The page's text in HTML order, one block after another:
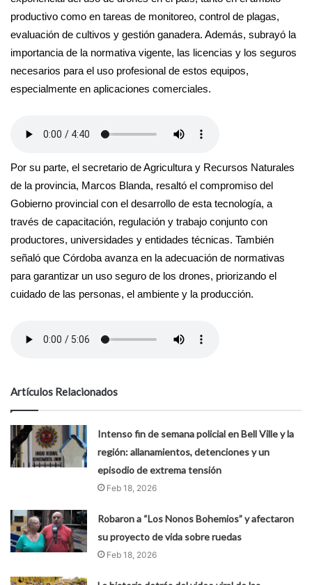
productivo como en tareas de monitoreo, control de plagas,
evaluación de cultivos y gestión ganadera. Además, subrayó la
importancia de la normativa vigente, las licencias y los seguros
necesarios para el uso profesional de estos equipos,
especialmente en aplicaciones comerciales.
Por su parte, el secretario de Agricultura y Recursos Naturales
de la provincia, Marcos Blanda, resaltó el compromiso del
Gobierno provincial con el desarrollo de esta tecnología, a
través de capacitación, regulación y trabajo conjunto con
productores, universidades y entidades técnicas. También
señaló que Córdoba avanza en la adecuación de normativas
para garantizar un uso seguro de los drones, priorizando el
cuidado de las personas, el ambiente y la producción.
Artículos Relacionados
Intenso fin de semana policial en Bell Ville y la
región: allanamientos, detenciones y un
episodio de extrema tensión
Feb 18, 2026
Robaron a “Los Nonos Bohemios” y afectaron
su proyecto de vida sobre ruedas
Feb 18, 2026